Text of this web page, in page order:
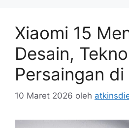
Xiaomi 15
Desain,
Persaingan di
10 Maret 2026 oleh